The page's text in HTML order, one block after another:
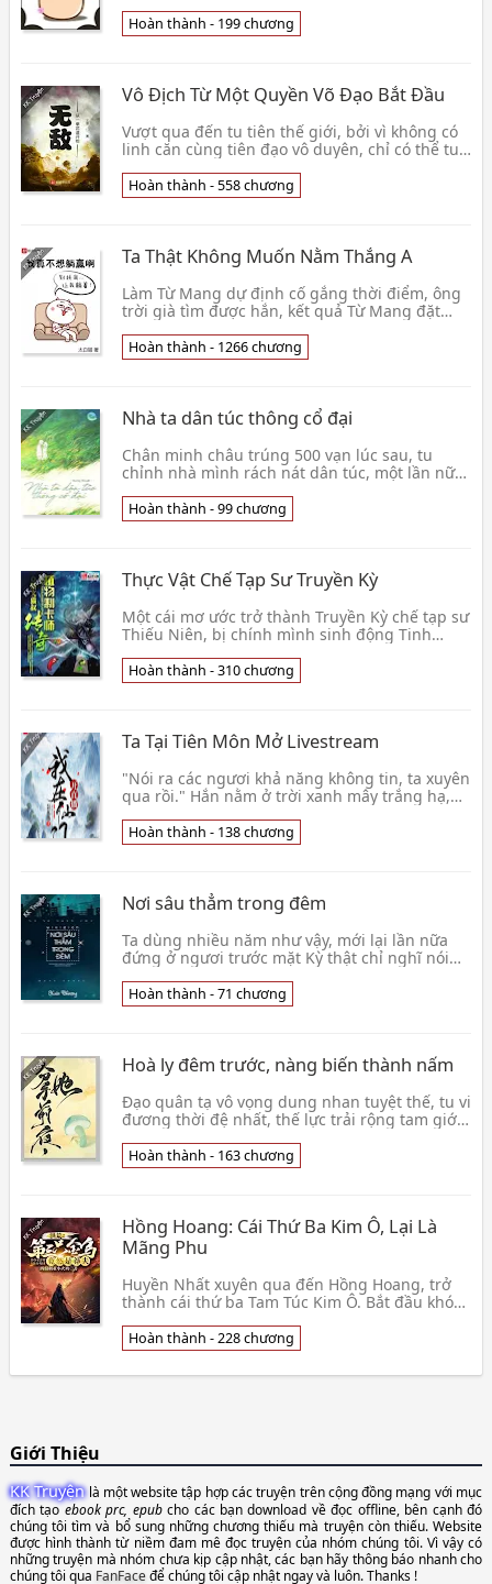
👦 Mạc Thổ
Hoàn thành - 199 chương
Vô Địch Từ Một Quyền Võ Đạo Bắt Đầu
Vượt qua đến tu tiên thế giới, bởi vì không có
linh căn cùng tiên đạo vô duyên, chỉ có thể tu
phát h👦 Trần Ngạo
Hoàn thành - 558 chương
Ta Thật Không Muốn Nằm Thắng A
Làm Từ Mang dự định cố gắng thời điểm, ông
trời già tìm được hắn, kết quả Từ Mang đặt
Từ đâ👦 Thái Bạch Miêu
Hoàn thành - 1266 chương
Nhà ta dân túc thông cổ đại
Chân minh châu trúng 500 vạn lúc sau, tu
chỉnh nhà mình rách nát dân túc, một lần nữa
tiên, tới mộ👦 Hương Tô Lật
Hoàn thành - 99 chương
Thực Vật Chế Tạp Sư Truyền Kỳ
Một cái mơ ước trở thành Truyền Kỳ chế tạp sư
Thiếu Niên, bị chính mình sinh động Tinh
nhất danh👦 Tư Văn Miêu Thúc
Hoàn thành - 310 chương
Ta Tại Tiên Môn Mở Livestream
"Nói ra các ngươi khả năng không tin, ta xuyên
qua rồi." Hắn nằm ở trời xanh mây trắng hạ,
nói.👦 Đàm Hoa Lạc
Hoàn thành - 138 chương
Nơi sâu thẳm trong đêm
Ta dùng nhiều năm như vậy, mới lại lần nữa
đứng ở ngươi trước mặt Kỳ thật chỉ nghĩ nói
hiện 👦 Hoài Thượng
Hoàn thành - 71 chương
Hoà ly đêm trước, nàng biến thành nấm
Đạo quân tạ vô vọng dung nhan tuyệt thế, tu vi
đương thời đệ nhất, thế lực trải rộng tam giới,
hồn👦 Thanh Hoa Nhiên
Hoàn thành - 163 chương
Hồng Hoang: Cái Thứ Ba Kim Ô, Lại Là
Mãng Phu
Huyền Nhất xuyên qua đến Hồng Hoang, trở
thành cái thứ ba Tam Túc Kim Ô. Bắt đầu khóa
thủ gói q👦 Tây Bá Lợi Á Tiểu Hỏa Kê
Hoàn thành - 228 chương
Giới Thiệu
KK Truyệnlà một website tập hợp các truyện trên cộng đồng mạng với mục
đích tạoebook prc, epubcho các bạn download về đọc offline, bên cạnh đó
chúng tôi tìm và bổ sung những chương thiếu mà truyện còn thiếu. Website
được hình thành từ niềm đam mê đọc truyện của nhóm chúng tôi. Vì vậy có
những truyện mà nhóm chưa kịp cập nhật, các bạn hãy thông báo nhanh cho
chúng tôi qua FanFaceđể chúng tôi cập nhật ngay và luôn. Thanks !